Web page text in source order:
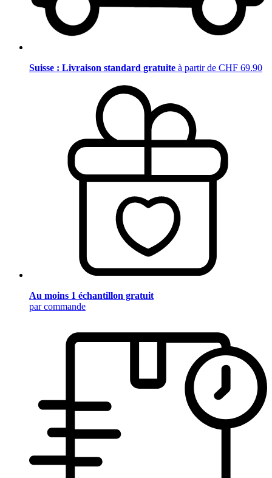
Suisse : Livraison standard gratuite à partir de CHF 69.90
Au moins 1 échantillon gratuit
par commande